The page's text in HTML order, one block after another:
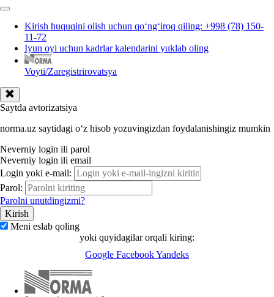
Kirish huquqini olish uchun qoʻngʻiroq qiling: +998 (78) 150-
11-72
Iyun oyi uchun kadrlar kalendarini yuklab oling
Voyti/Zaregistrirovatsya
Saytda avtorizatsiya
norma.uz saytidagi oʻz hisob yozuvingizdan foydalanishingiz mumkin
Neverniy login ili parol
Neverniy login ili email
Login yoki e-mail:
Parol:
Parolni unutdingizmi?
Meni eslab qoling
yoki quyidagilar orqali kiring:
Google FacebookYandeks